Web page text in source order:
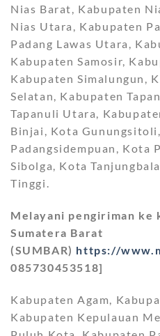
Nias Barat, Kabupaten
Nias Utara, Kabupaten
Padang Lawas Utara,
Kabupaten Samosir,
Kabupaten Simalungun,
Selatan, Kabupaten
Tapanuli Utara,
Binjai, Kota Gunungsitoli,
Padangsidempuan, Kota
Sibolga, Kota
Tinggi.
Melayani pengiriman ke
Sumatera Barat
(SUMBAR) https://
085730453518]
Kabupaten Agam,
Kabupaten Kepulauan